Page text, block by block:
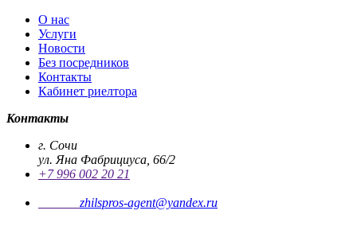
О нас
Услуги
Новости
Без посредников
Контакты
Кабинет риелтора
Контакты
г. Сочи
ул. Яна Фабрициуса, 66/2
+7 996 002 20 21
zhilspros-agent@yandex.ru